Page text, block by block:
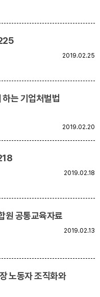
2019.02.25
는 기업처벌법
2019.02.20
2019.02.18
공통교육자료
2019.02.13
노동자 조직화와